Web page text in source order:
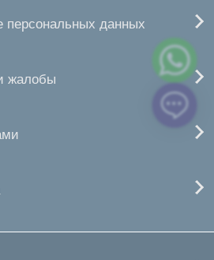
персональных данных
жалобы